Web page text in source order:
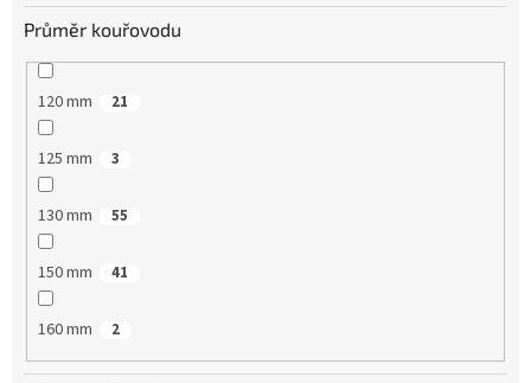
Průměr kouřovodu
120 mm 21
125 mm 3
130 mm 55
150 mm 41
160 mm 2